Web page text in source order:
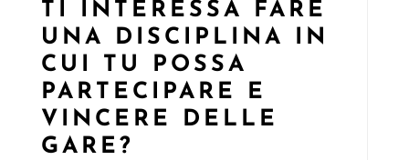
TI INTERESSA FARE
UNA DISCIPLINA IN
CUI TU POSSA
PARTECIPARE E
VINCERE DELLE
GARE?